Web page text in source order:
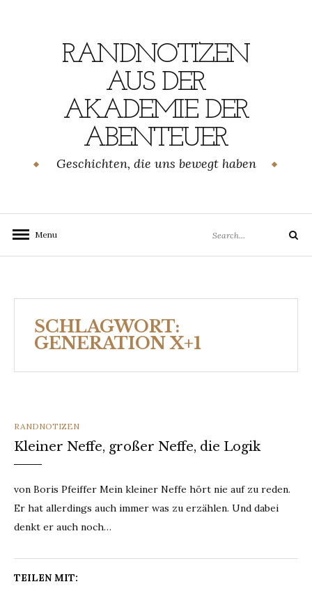
RANDNOTIZEN
AUS DER
AKADEMIE DER
ABENTEUER
Geschichten, die uns bewegt haben
Menu
for:
Search
SCHLAGWORT:
GENERATION X+1
CATEGORIES
RANDNOTIZEN
Kleiner Neffe, großer Neffe, die Logik
von Boris Pfeiffer Mein kleiner Neffe hört nie auf zu reden.
Er hat allerdings auch immer was zu erzählen. Und dabei
denkt er auch noch…
TEILEN MIT: